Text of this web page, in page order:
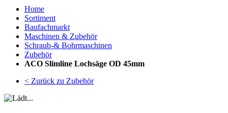
Home
Sortiment
Baufachmarkt
Maschinen & Zubehör
Schraub-& Bohrmaschinen
Zubehör
ACO Slimline Lochsäge OD 45mm
< Zurück zu Zubehör